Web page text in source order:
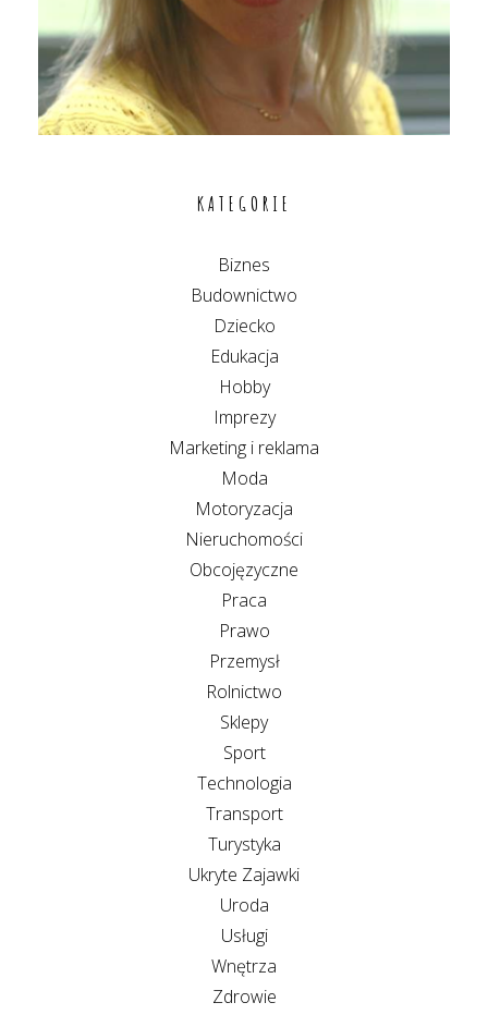
KATEGORIE
Biznes
Budownictwo
Dziecko
Edukacja
Hobby
Imprezy
Marketing i reklama
Moda
Motoryzacja
Nieruchomości
Obcojęzyczne
Praca
Prawo
Przemysł
Rolnictwo
Sklepy
Sport
Technologia
Transport
Turystyka
Ukryte Zajawki
Uroda
Usługi
Wnętrza
Zdrowie